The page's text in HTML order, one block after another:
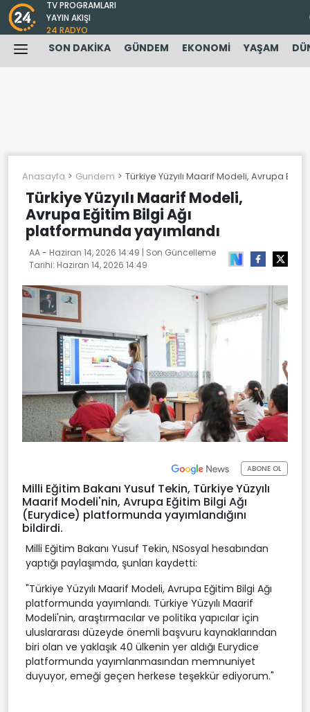
TV PROGRAMLARI
YAYIN AKIŞI
24 RADYO
SON DAKİKA GÜNDEM EKONOMİ YAŞAM
Anasayfa Gundem Türkiye Yüzyılı Maarif Modeli, Avrupa
Türkiye Yüzyılı Maarif Modeli,
Avrupa Eğitim Bilgi Ağı
platformunda yayımlandı
AA - Haziran 14, 2026 14:49 | Son Güncelleme
Tarihi: Haziran 14, 2026 14:49
ABONE OL
Milli Eğitim Bakanı Yusuf Tekin, Türkiye Yüzyılı
Maarif Modeli'nin, Avrupa Eğitim Bilgi Ağı
(Eurydice) platformunda yayımlandığını
bildirdi.
Milli Eğitim Bakanı Yusuf Tekin, NSosyal hesabından
yaptığı paylaşımda, şunları kaydetti:
"Türkiye Yüzyılı Maarif Modeli, Avrupa Eğitim Bilgi Ağı
platformunda yayımlandı. Türkiye Yüzyılı Maarif
Modeli'nin, araştırmacılar ve politika yapıcılar için
uluslararası düzeyde önemli başvuru kaynaklarından
biri olan ve yaklaşık 40 ülkenin yer aldığı Eurydice
platformunda yayımlanmasından memnuniyet
duyuyor, emeği geçen herkese teşekkür ediyorum."